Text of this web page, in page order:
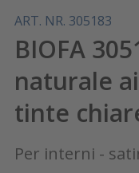
ART. NR. 305183
BIOFA
naturale
tinte
Per interni -